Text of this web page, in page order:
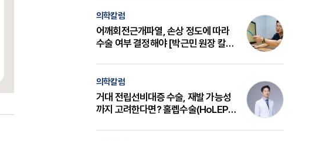
의학칼럼
어깨회전근개파열, 손상 정도에 따라
수술 여부 결정해야 [박근민 원장 칼
의학칼럼
거대 전립선비대증 수술, 재발 가능성
까지 고려한다면? 홀렙수술(HoLEP)